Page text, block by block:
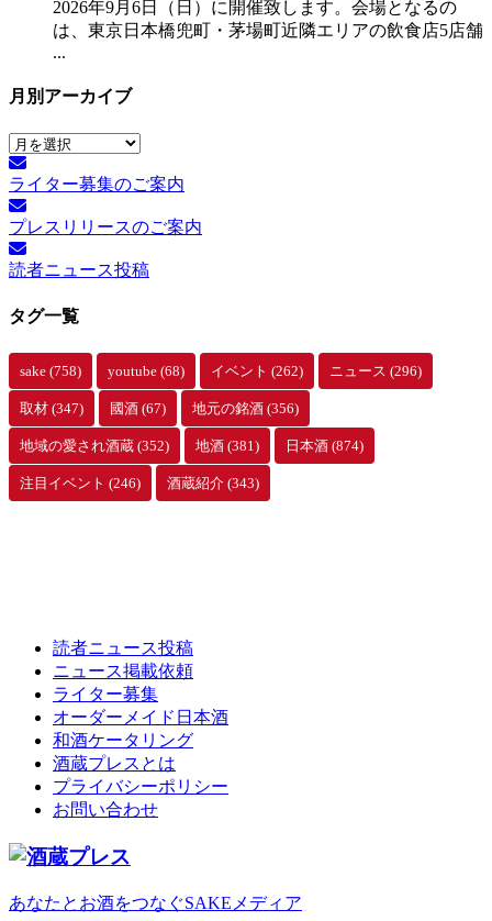
2026年9月6日（日）に開催致します。会場となるの
は、東京日本橋兜町・茅場町近隣エリアの飲食店5店舗
...
月別アーカイブ
月
別
ア
ー
カ
イ
ブ
ライター募集のご案内
プレスリリースのご案内
読者ニュース投稿
タグ一覧
sake (758) youtube (68) イベント (262) ニュース (296)
取材 (347) 國酒 (67) 地元の銘酒 (356)
地域の愛され酒蔵 (352) 地酒 (381) 日本酒 (874)
注目イベント (246) 酒蔵紹介 (343)
読者ニュース投稿
ニュース掲載依頼
ライター募集
オーダーメイド日本酒
和酒ケータリング
酒蔵プレスとは
プライバシーポリシー
お問い合わせ
あなたとお酒をつなぐSAKEメディア